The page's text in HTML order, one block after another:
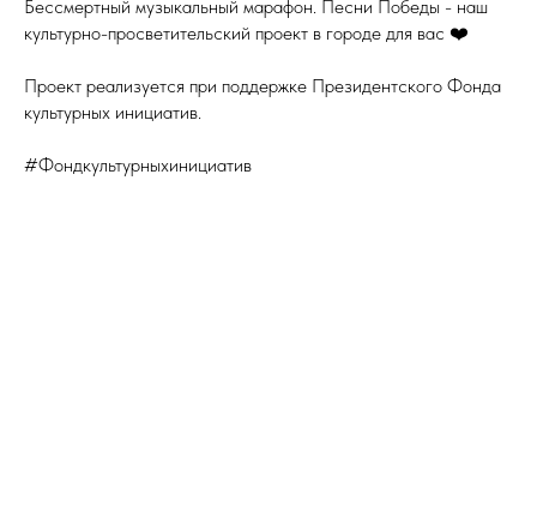
Бессмертный музыкальный марафон. Песни Победы - наш
культурно-просветительский проект в городе для вас ❤️
Проект реализуется при поддержке Президентского Фонда
культурных инициатив.
#Фондкультурныхинициатив